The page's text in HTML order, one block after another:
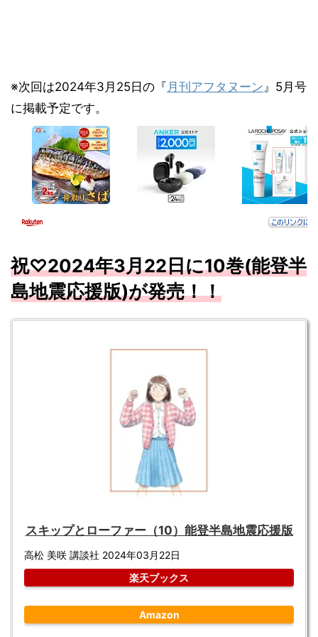
※次回は2024年3月25日の『 月刊アフタヌーン』5月号
に掲載予定です。
祝♡2024年3月22日に10巻(能登半
島地震応援版)が発売！！
スキップとローファー（10）能登半島地震応援版
高松 美咲 講談社 2024年03月22日
楽天ブックス
Amazon